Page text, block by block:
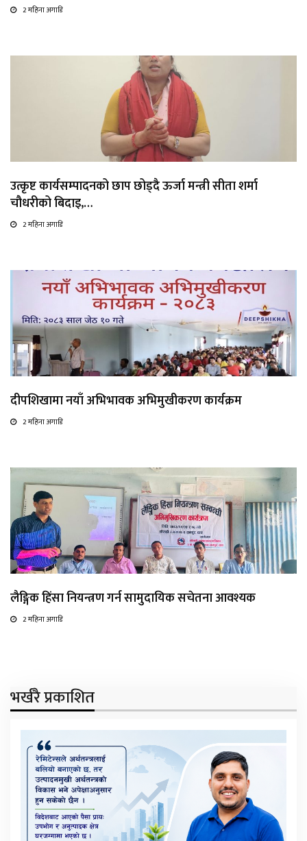
2 महिना अगाडि
उत्कृष्ट कार्यसम्पादनको छाप छोड्दै ऊर्जा मन्त्री सीता शर्मा
चौधरीको बिदाइ,…
2 महिना अगाडि
दीपशिखामा नयाँ अभिभावक अभिमुखीकरण कार्यक्रम
2 महिना अगाडि
लैङ्गिक हिंसा नियन्त्रण गर्न सामुदायिक सचेतना आवश्यक
2 महिना अगाडि
भर्खरै प्रकाशित